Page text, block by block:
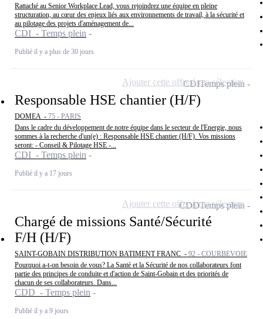
Rattaché au Senior Workplace Lead, vous rejoindrez une équipe en pleine
structuration, au cœur des enjeux liés aux environnements de travail, à la sécurité et
au pilotage des projets d'aménagement de...
CDI - Temps plein
Publié il y a plus de 30 jours
Responsable HSE chantier (H/F)
DOMEA - 75 - PARIS
Dans le cadre du développement de notre équipe dans le secteur de l'Energie, nous
sommes à la recherche d'un(e) : Responsable HSE chantier (H/F). Vos missions
seront: - Conseil & Pilotage HSE -...
CDI - Temps plein
Publié il y a 17 jours
CDITemps plein
Ajouter cette offre à ma sélection
Chargé de missions Santé/Sécurité
F/H (H/F)
SAINT-GOBAIN DISTRIBUTION BATIMENT FRANC - 92 - COURBEVOIE
Pourquoi a-t-on besoin de vous? La Santé et la Sécurité de nos collaborateurs font
partie des principes de conduite et d'action de Saint-Gobain et des priorités de
chacun de ses collaborateurs. Dans...
CDD - Temps plein
Publié il y a 9 jours
CDDTemps plein
Ajouter cette offre à ma sélection